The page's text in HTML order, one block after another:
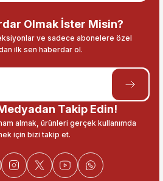
Olmak İster Misin?
ve sadece abonelere özel
ilk sen haberdar ol.
Takip Edin!
almak, ürünleri gerçek kullanımda
için bizi takip et.